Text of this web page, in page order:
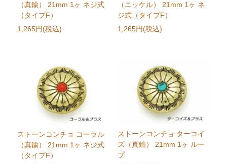
（真鍮） 21mm 1ヶ ネジ式
（タイプF）
1,265円(税込)
（ニッケル） 21mm 1ヶ ネ
ジ式（タイプF）
1,265円(税込)
ストーンコンチョ コーラル
（真鍮） 21mm 1ヶ ネジ式
（タイプF）
ストーンコンチョ ターコイ
ズ（真鍮） 21mm 1ヶ ルー
プ